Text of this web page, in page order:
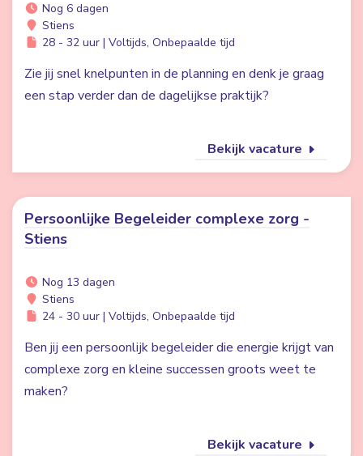
Nog 6 dagen
Stiens
28 - 32 uur | Voltijds, Onbepaalde tijd
Zie jij snel knelpunten in de planning en denk je graag
een stap verder dan de dagelijkse praktijk?
Bekijk vacature
Persoonlijke Begeleider complexe zorg -
Stiens
Nog 13 dagen
Stiens
24 - 30 uur | Voltijds, Onbepaalde tijd
Ben jij een persoonlijk begeleider die energie krijgt van
complexe zorg en kleine successen groots weet te
maken?
Bekijk vacature